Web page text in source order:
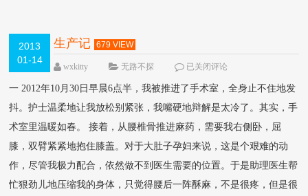
2013
01-14
生产记 679 VIEW
wxkitty 无路不探 已关闭评论
一 2012年10月30日早晨6点半，我被推进了手术室，全身止不住地发
抖。护士温柔地让我放松别紧张，我嘴硬地辩解是太冷了。其实，手
术室里温暖如春。 接着，从腰椎骨推进麻药，需要我右侧卧，屈
膝，双臂紧紧地抱住膝盖。对于大肚子孕妇来说，这是个艰难的动
作，尽管我极力配合，依然做不到医生需要的位置。于是助理医生帮
忙狠劲儿地压缩我的身体，只觉得腰后一阵酥麻，不是很疼，但是很